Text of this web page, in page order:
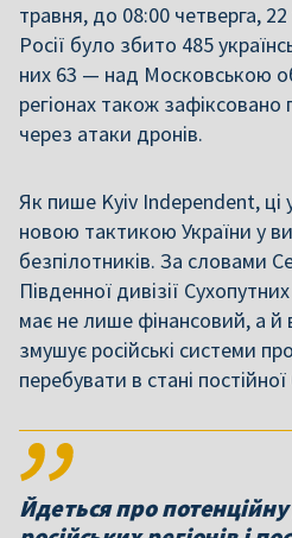
травня, до 08:00 четверга,
Росії було збито 485
них 63 — над Московською
регіонах також зафіксовано
через атаки дронів.
Як пише Kyiv Independent, ці
новою тактикою України у
безпілотників. За словами
Південної дивізії
має не лише фінансовий, а
змушує російські системи
Йдеться про